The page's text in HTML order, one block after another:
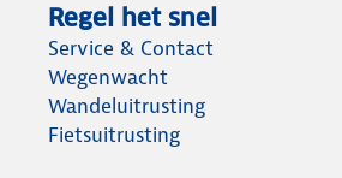
Regel het snel
Service & Contact
Wegenwacht
Wandeluitrusting
Fietsuitrusting